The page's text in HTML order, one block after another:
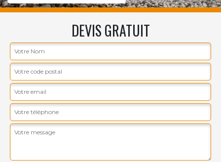
DEVIS GRATUIT